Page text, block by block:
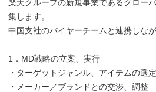
楽天グループの新規事業であるグロー
集します。
中国支社のバイヤーチームと連携しな
1．MD戦略の立案、実行
・ターゲットジャンル、アイテムの選定
・メーカー／ブランドとの交渉、調整